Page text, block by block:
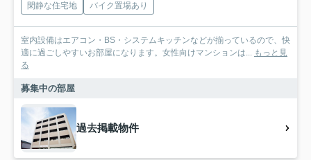
閑静な住宅地
バイク置場あり
室内設備はエアコン・BS・システムキッチンなどが揃っているので、快
適に過ごしやすいお部屋になります。女性向けマンションは... もっと見
る
募集中の部屋
過去掲載物件